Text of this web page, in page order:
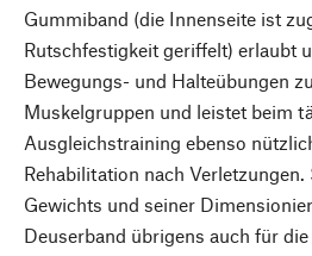
Gummiband (die Innenseite ist
Rutschfestigkeit geriffelt) erlaubt
Bewegungs- und Halteübungen
Muskelgruppen und leistet beim
Ausgleichstraining ebenso
Rehabilitation nach Verletzungen.
Gewichts und seiner
Deuserband übrigens auch für die